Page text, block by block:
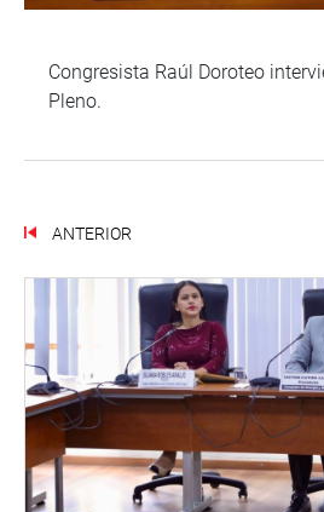
Congresista Raúl Doroteo
Pleno.
ANTERIOR